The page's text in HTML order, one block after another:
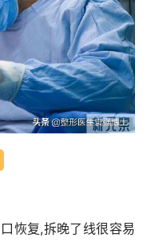
恢复,拆晚了线很容易